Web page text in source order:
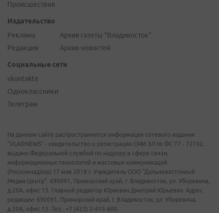
Происшествия
Издательство
Реклама
Редакция
Архив газеты "Владивосток"
Архив новостей
Социальные сети
vkontakte
Одноклассники
Телеграм
На данном сайте распространяется информация сетевого издания
"VLADNEWS" - свидетельство о регистрации СМИ ЭЛ № ФС 77 - 72742,
выдано Федеральной службой по надзору в сфере связи,
информационных технологий и массовых коммуникаций
(Роскомнадзор) 17 мая 2018 г. Учредитель ООО "Дальневосточный
Медиа Центр". 690091, Приморский край, г. Владивосток, ул. Уборевича,
д.20А, офис 13. Главный редактор Юркевич Дмитрий Юрьевич. Адрес
редакции: 690091, Приморский край, г. Владивосток, ул. Уборевича,
д.20А, офис 13. Тел.: +7 (423) 2-415-600.